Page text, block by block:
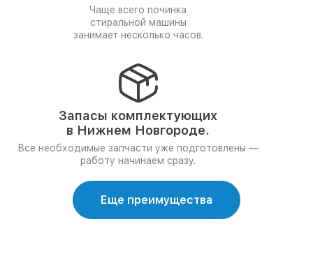
Чаще всего починка
стиральной машины
занимает несколько часов.
Запасы комплектующих
в Нижнем Новгороде.
Все необходимые запчасти уже подготовлены —
работу начинаем сразу.
Еще преимущества